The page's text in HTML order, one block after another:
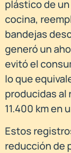
plástico de
cocina,
bandejas
generó un
evitó el
lo que
producidas al
11.400 km en
Estos
reducción de